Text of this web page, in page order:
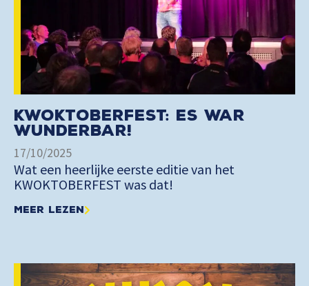
KWOKTOBERFEST: Es war
Wunderbar!
17/10/2025
Wat een heerlijke eerste editie van het
KWOKTOBERFEST was dat!
Meer lezen